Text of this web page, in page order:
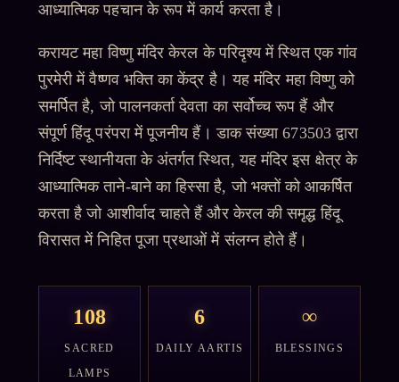
आध्यात्मिक पहचान के रूप में कार्य करता है।
करायट महा विष्णु मंदिर केरल के परिदृश्य में स्थित एक गांव
पुरमेरी में वैष्णव भक्ति का केंद्र है। यह मंदिर महा विष्णु को
समर्पित है, जो पालनकर्ता देवता का सर्वोच्च रूप हैं और
संपूर्ण हिंदू परंपरा में पूजनीय हैं। डाक संख्या 673503 द्वारा
निर्दिष्ट स्थानीयता के अंतर्गत स्थित, यह मंदिर इस क्षेत्र के
आध्यात्मिक ताने-बाने का हिस्सा है, जो भक्तों को आकर्षित
करता है जो आशीर्वाद चाहते हैं और केरल की समृद्ध हिंदू
विरासत में निहित पूजा प्रथाओं में संलग्न होते हैं।
108
SACRED
LAMPS
6
DAILY AARTIS
∞
BLESSINGS